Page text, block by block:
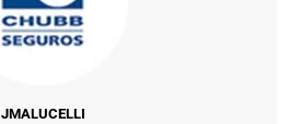
JMALUCELLI